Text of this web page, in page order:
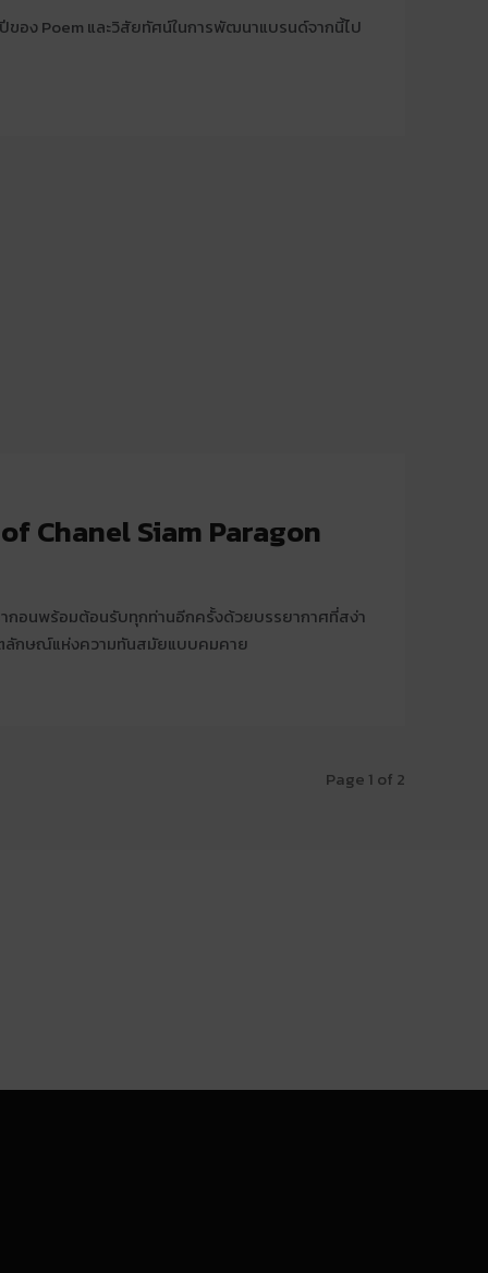
ของ Poem และวิสัยทัศน์ในการพัฒนาแบรนด์จากนี้ไป
Chanel Siam Paragon
กอนพร้อมต้อนรับทุกท่านอีกครั้งด้วยบรรยากาศที่สง่า
ลักษณ์แห่งความทันสมัยแบบคมคาย
Page 1 of 2